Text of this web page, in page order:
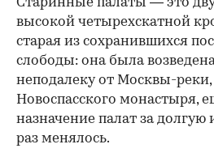
Старинные палаты — это
высокой четырехскатной
старая из сохранившихся
слободы: она была
неподалеку от Москвы-
Новоспасского монастыря,
назначение палат за
раз менялось.